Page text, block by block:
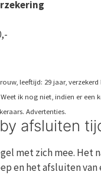
leeftijd: 29 jaar,
ik nog niet, indien er een
Advertenties.
afsluiten
met zich mee. Het
en het afsluiten